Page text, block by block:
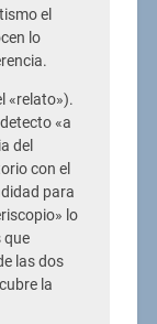
el
lo
«relato»).
«a
del
con el
para
lo
que
las dos
la